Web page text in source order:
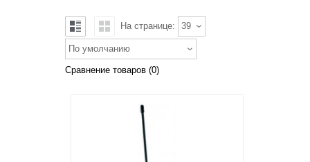
На странице: 39
По умолчанию
Сравнение товаров (0)